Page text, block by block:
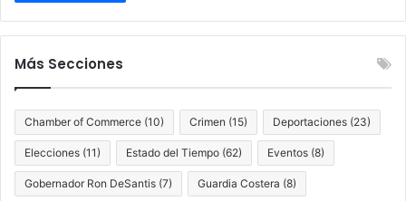
Más Secciones
Chamber of Commerce (10) Crimen (15) Deportaciones (23)
Elecciones (11) Estado del Tiempo (62) Eventos (8)
Gobernador Ron DeSantis (7) Guardia Costera (8)